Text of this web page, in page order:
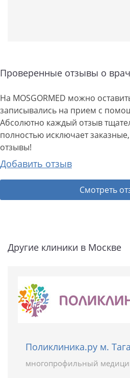
Проверенные отзывы о
На MOSGORMED можно
записывались на прием с
Абсолютно каждый отзыв
полностью исключает
отзывы!
Добавить отзыв
Смотреть
Другие клиники в Москве
Поликлиника.ру м.
многопрофильный